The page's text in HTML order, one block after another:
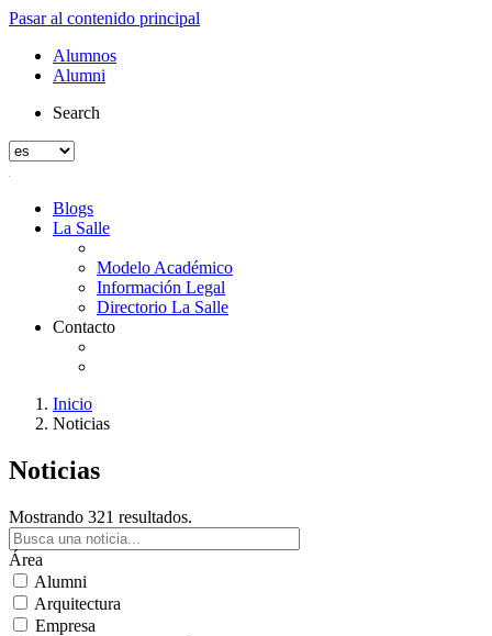
Pasar al contenido principal
Alumnos
Alumni
Search
Blogs
La Salle
Modelo Académico
Información Legal
Directorio La Salle
Contacto
Inicio
Noticias
Noticias
Mostrando 321 resultados.
Área
Alumni
Arquitectura
Empresa